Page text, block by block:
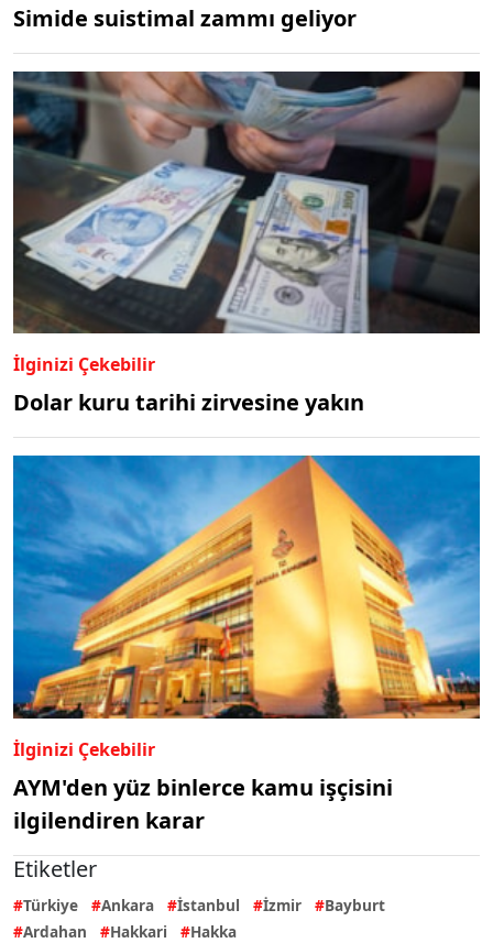
Simide suistimal zammı geliyor
İlginizi Çekebilir
Dolar kuru tarihi zirvesine yakın
İlginizi Çekebilir
AYM'den yüz binlerce kamu işçisini
ilgilendiren karar
Etiketler
Türkiye Ankara İstanbul İzmir
Bayburt
Ardahan
Hakkari Hakka